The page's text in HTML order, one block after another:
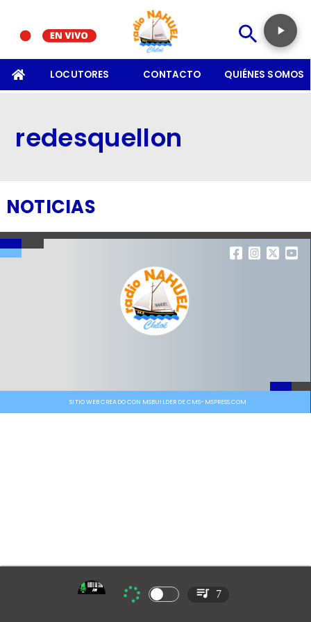
LOCUTORES CONTACTO QUIÉNES SOMOS
redesquellon
NOTICIAS
SITIO WEB CREADO CON MSBUILDER DE CMS-MSPRESS.COM
7